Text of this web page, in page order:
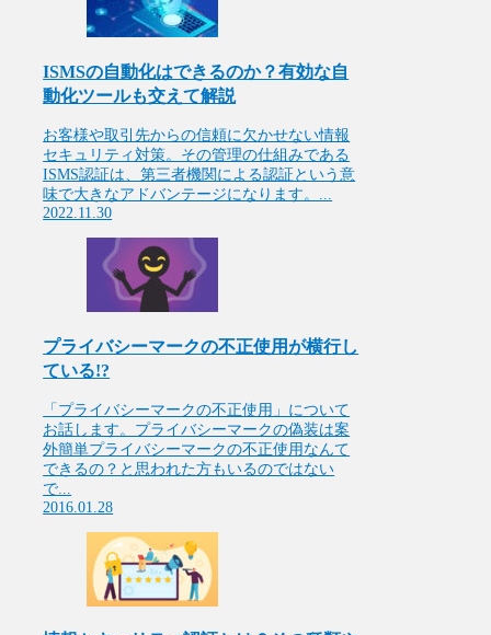
ISMSの自動化はできるのか？有効な自
動化ツールも交えて解説
お客様や取引先からの信頼に欠かせない情報
セキュリティ対策。その管理の仕組みである
ISMS認証は、第三者機関による認証という意
味で大きなアドバンテージになります。...
2022.11.30
プライバシーマークの不正使用が横行し
ている!?
「プライバシーマークの不正使用」について
お話します。プライバシーマークの偽装は案
外簡単プライバシーマークの不正使用なんて
できるの？と思われた方もいるのではない
で...
2016.01.28